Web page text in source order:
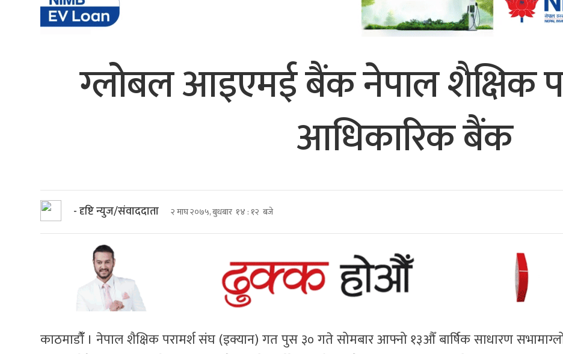
ग्लोबल आइएमई बैंक नेपाल शैक्षिक
आधिकारिक बैंक
- दृष्टि न्युज/संवाददाता २ माघ २०७५, बुधबार १४ : १२ बजे
काठमाडौंँ । नेपाल शैक्षिक परामर्श संघ (इक्यान) गत पुस ३० गते सोमबार आफ्नो १३औँ बार्षिक साधारण